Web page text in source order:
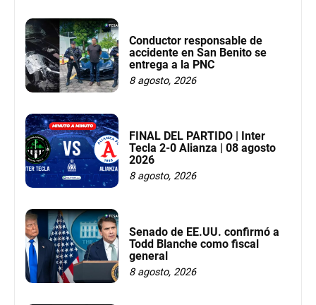
Conductor responsable de
accidente en San Benito se
entrega a la PNC
8 agosto, 2026
FINAL DEL PARTIDO | Inter
Tecla 2-0 Alianza | 08 agosto
2026
8 agosto, 2026
Senado de EE.UU. confirmó a
Todd Blanche como fiscal
general
8 agosto, 2026